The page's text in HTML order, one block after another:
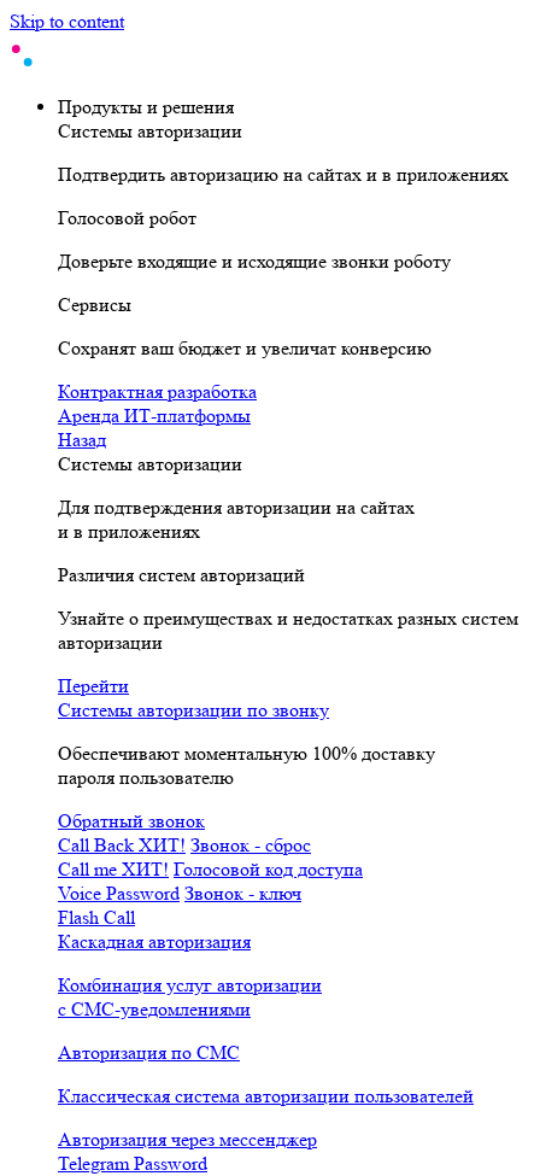
Skip to content
Продукты и решения
Системы авторизации
Подтвердить авторизацию на сайтах и в приложениях
Голосовой робот
Доверьте входящие и исходящие звонки роботу
Сервисы
Сохранят ваш бюджет и увеличат конверсию
Контрактная разработка
Аренда ИТ-платформы
Назад
Системы авторизации
Для подтверждения авторизации на сайтах
и в приложениях
Различия систем авторизаций
Узнайте о преимуществах и недостатках разных систем
авторизации
Перейти
Системы авторизации по звонку
Обеспечивают моментальную 100% доставку
пароля пользователю
Обратный звонок
Call Back ХИТ! Звонок - сброс
Call me ХИТ! Голосовой код доступа
Voice Password Звонок - ключ
Flash Call
Каскадная авторизация
Комбинация услуг авторизации
с СМС-уведомлениями
Авторизация по СМС
Классическая система авторизации пользователей
Авторизация через мессенджер
Telegram Password